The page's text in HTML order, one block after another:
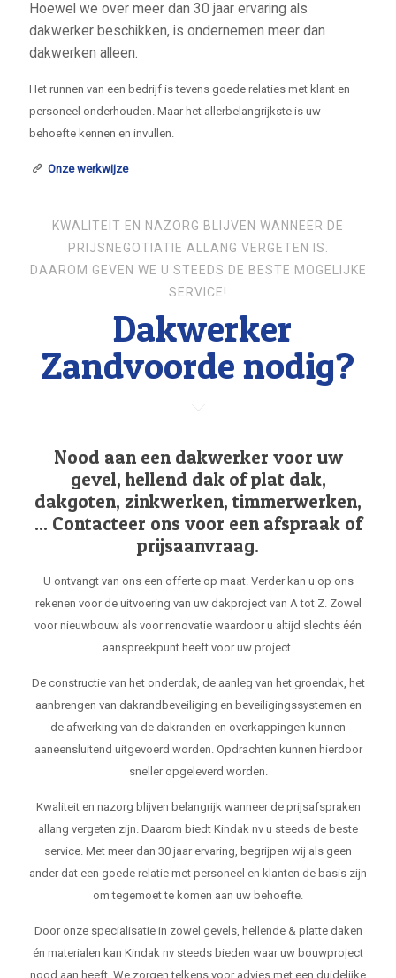
Hoewel we over meer dan 30 jaar ervaring als
dakwerker beschikken, is ondernemen meer dan
dakwerken alleen.
Het runnen van een bedrijf is tevens goede relaties met klant en
personeel onderhouden. Maar het allerbelangrijkste is uw
behoefte kennen en invullen.
Onze werkwijze
KWALITEIT EN NAZORG BLIJVEN WANNEER DE
PRIJSNEGOTIATIE ALLANG VERGETEN IS.
DAAROM GEVEN WE U STEEDS DE BESTE MOGELIJKE
SERVICE!
Dakwerker
Zandvoorde nodig?
Nood aan een dakwerker voor uw
gevel, hellend dak of plat dak,
dakgoten, zinkwerken, timmerwerken,
... Contacteer ons voor een afspraak of
prijsaanvraag.
U ontvangt van ons een offerte op maat. Verder kan u op ons
rekenen voor de uitvoering van uw dakproject van A tot Z. Zowel
voor nieuwbouw als voor renovatie waardoor u altijd slechts één
aanspreekpunt heeft voor uw project.
De constructie van het onderdak, de aanleg van het groendak, het
aanbrengen van dakrandbeveiliging en beveiligingssystemen en
de afwerking van de dakranden en overkappingen kunnen
aaneensluitend uitgevoerd worden. Opdrachten kunnen hierdoor
sneller opgeleverd worden.
Kwaliteit en nazorg blijven belangrijk wanneer de prijsafspraken
allang vergeten zijn. Daarom biedt Kindak nv u steeds de beste
service. Met meer dan 30 jaar ervaring, begrijpen wij als geen
ander dat een goede relatie met personeel en klanten de basis zijn
om tegemoet te komen aan uw behoefte.
Door onze specialisatie in zowel gevels, hellende & platte daken
én materialen kan Kindak nv steeds bieden waar uw bouwproject
nood aan heeft. We zorgen telkens voor advies met een duidelijke